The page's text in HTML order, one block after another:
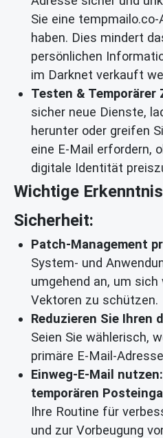
Sie eine
haben. Dies mindert
persönlichen
im Darknet verkauft
Testen & Temporärer
sicher neue Dienste,
herunter oder greifen
eine E-Mail erfordern,
digitale Identität
Wichtige
Sicherheit:
Patch-Management
System- und
umgehend an, um
Vektoren zu schützen.
Reduzieren Sie Ihren
Seien Sie wählerisch,
primäre E-Mail-
Einweg-E-Mail nutzen:
temporären
Ihre Routine für
und zur Vorbeugung